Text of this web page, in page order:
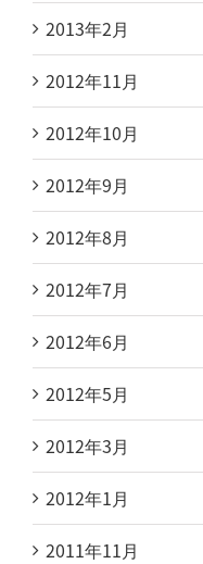
2013年2月
2012年11月
2012年10月
2012年9月
2012年8月
2012年7月
2012年6月
2012年5月
2012年3月
2012年1月
2011年11月